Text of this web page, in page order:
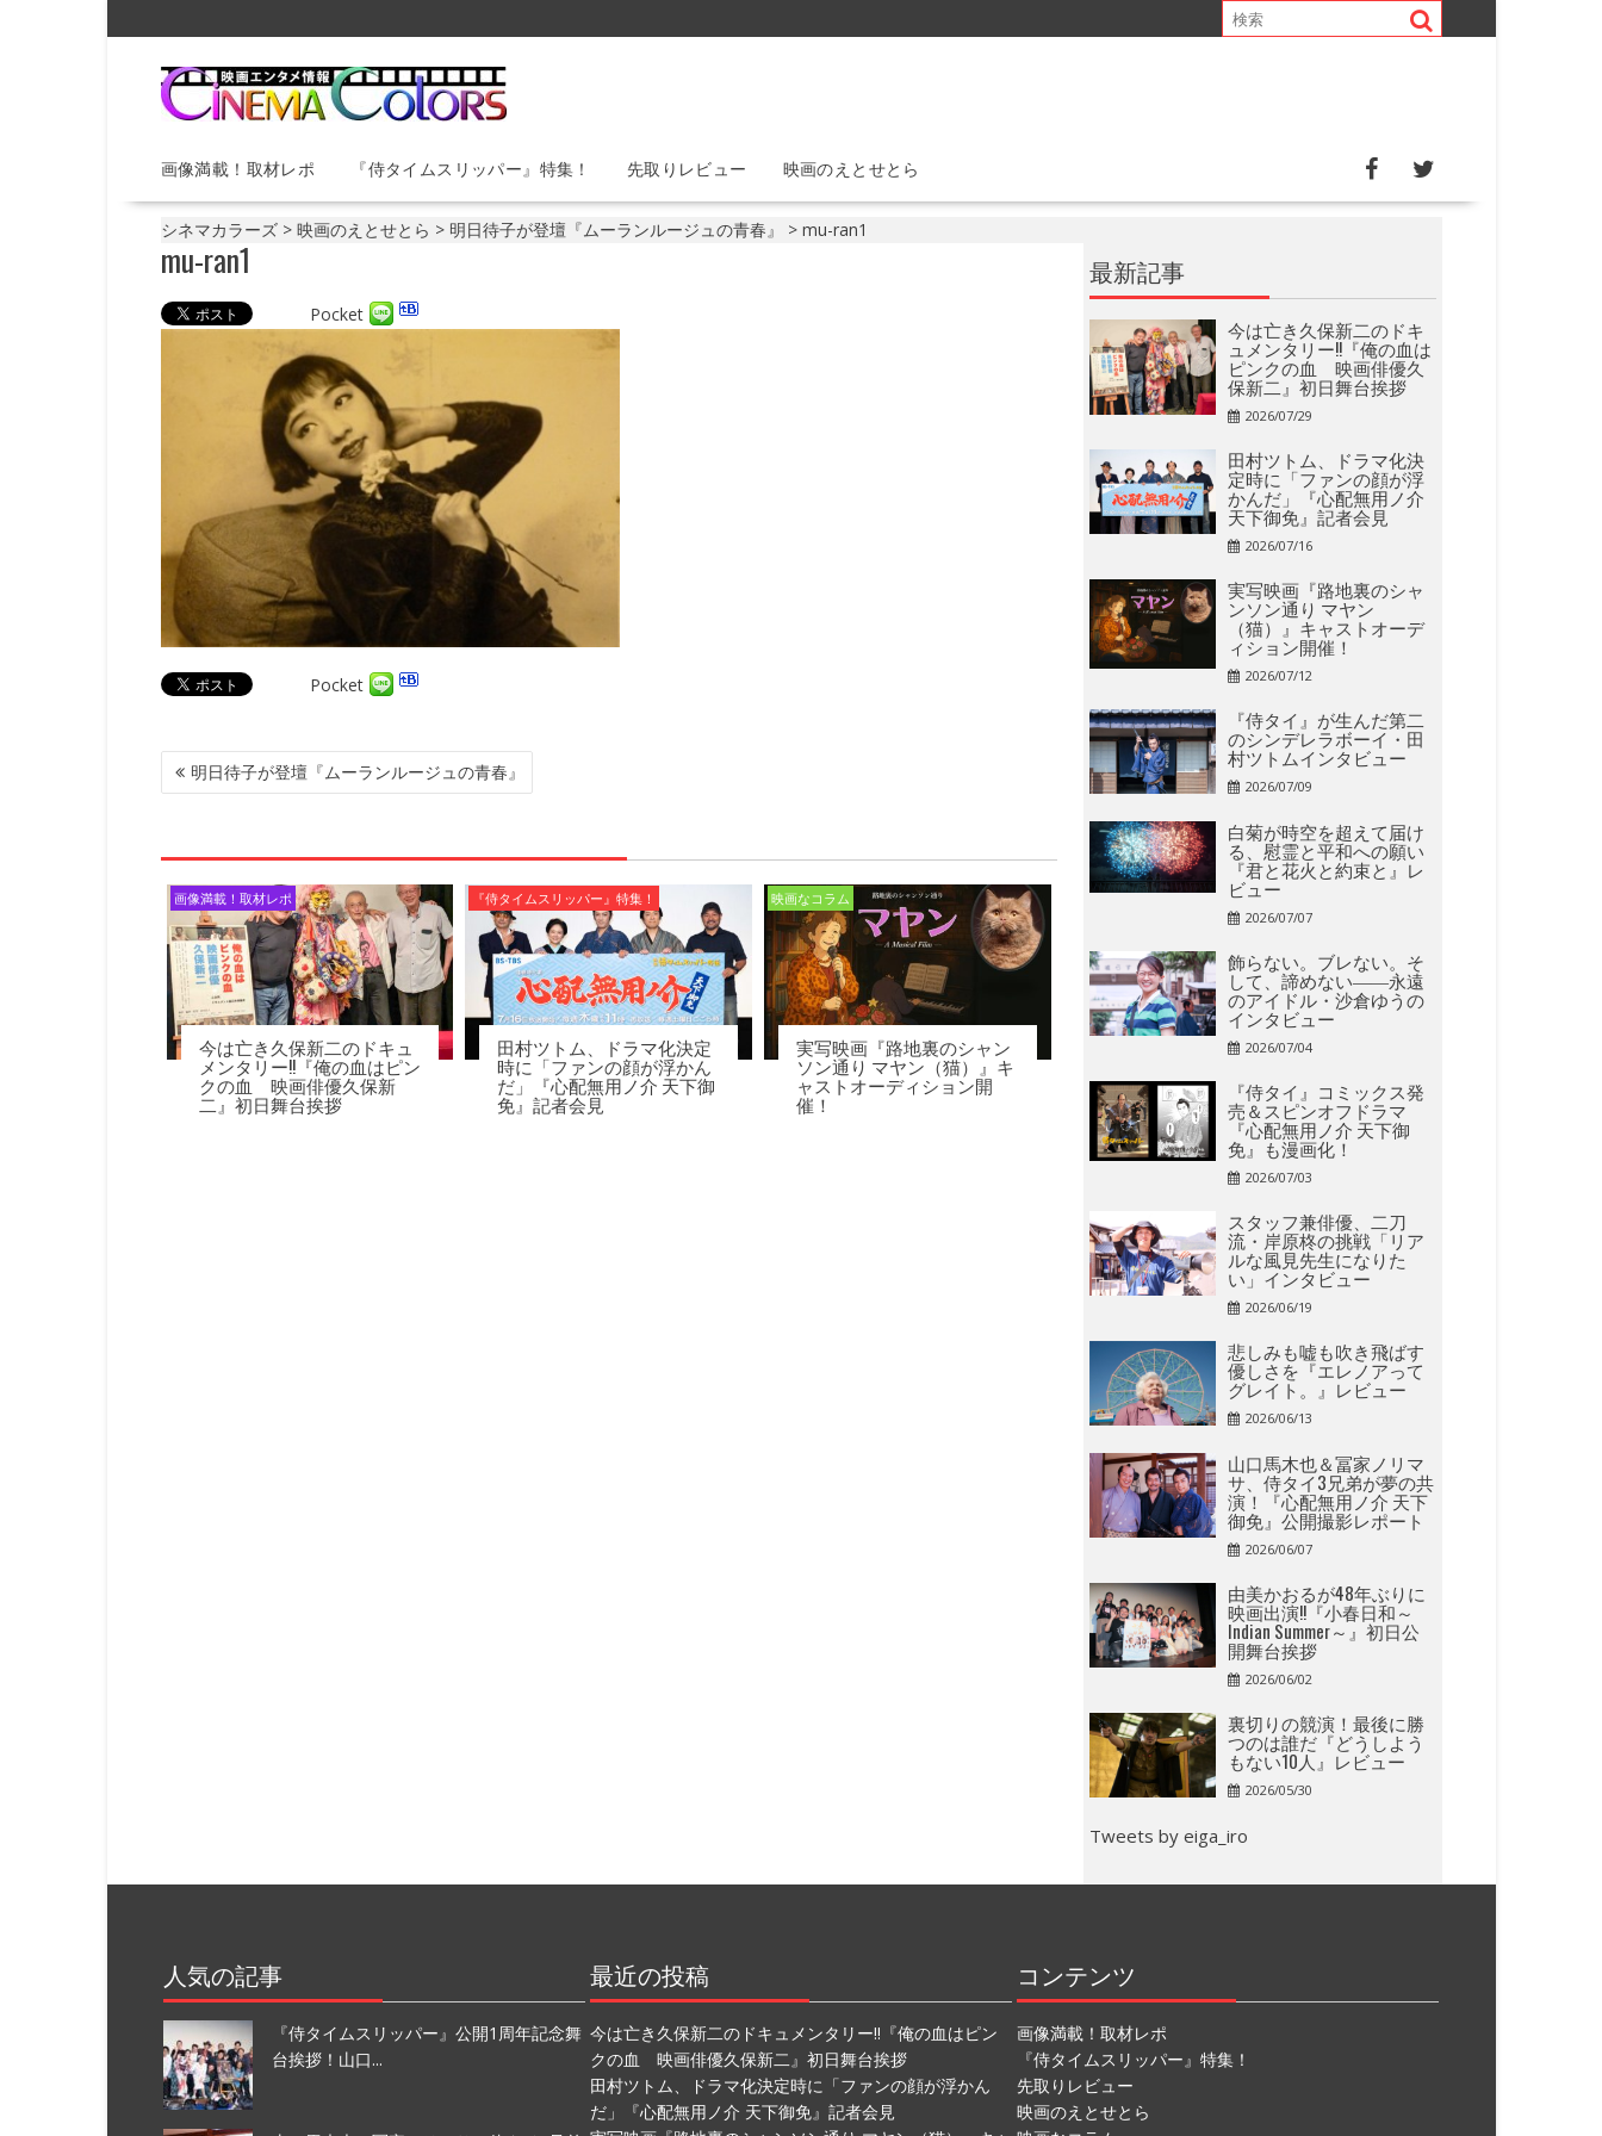
k
画像満載！取材レポ 『侍タイムスリッパー』特集！ 先取りレビュー 映画のえとせとら
シネマカラーズ> 映画のえとせとら > 明日待子が登壇『ムーランルージュの青春』 > mu-ran1
mu-ran1
Pocket
Pocket
投
稿
ゲ
ー
シ
ョ
ン
明日待子が登壇『ムーランルージュの青春』
画像満載！取材レポ
今は亡き久保新二のドキュ
メンタリー!!『俺の血はピン
クの血 映画俳優久保新
二』初日舞台挨拶
『侍タイムスリッパー』特集！
田村ツトム、ドラマ化決定
時に「ファンの顔が浮かん
だ」『心配無用ノ介 天下御
免』記者会見
映画なコラム
実写映画『路地裏のシャン
ソン通り マヤン（猫）』キ
ャストオーディション開
催！
最新記事
今は亡き久保新二のドキ
ュメンタリー!!『俺の血は
ピンクの血 映画俳優久
保新二』初日舞台挨拶
2026/07/29
田村ツトム、ドラマ化決
定時に「ファンの顔が浮
かんだ」『心配無用ノ介
天下御免』記者会見
2026/07/16
実写映画『路地裏のシャ
ンソン通り マヤン
（猫）』キャストオーデ
ィション開催！
2026/07/12
『侍タイ』が生んだ第二
のシンデレラボーイ・田
村ツトムインタビュー
2026/07/09
白菊が時空を超えて届け
る、慰霊と平和への願い
『君と花火と約束と』レ
ビュー
2026/07/07
飾らない。ブレない。そ
して、諦めない――永遠
のアイドル・沙倉ゆうの
インタビュー
2026/07/04
『侍タイ』コミックス発
売＆スピンオフドラマ
『心配無用ノ介 天下御
免』も漫画化！
2026/07/03
スタッフ兼俳優、二刀
流・岸原柊の挑戦「リア
ルな風見先生になりた
い」インタビュー
2026/06/19
悲しみも嘘も吹き飛ばす
優しさを『エレノアって
グレイト。』レビュー
2026/06/13
山口馬木也＆冨家ノリマ
サ、侍タイ3兄弟が夢の共
演！『心配無用ノ介 天下
御免』公開撮影レポート
2026/06/07
由美かおるが48年ぶりに
映画出演!!『小春日和～
Indian Summer～』初日公
開舞台挨拶
2026/06/02
裏切りの競演！最後に勝
つのは誰だ『どうしよう
もない10人』レビュー
2026/05/30
Tweets by eiga_iro
人気の記事
『侍タイムスリッパー』公開1周年記念舞
台挨拶！山口...
最近の投稿
今は亡き久保新二のドキュメンタリー!!『俺の血はピン
クの血 映画俳優久保新二』初日舞台挨拶
田村ツトム、ドラマ化決定時に「ファンの顔が浮かん
だ」『心配無用ノ介 天下御免』記者会見
コンテンツ
画像満載！取材レポ
『侍タイムスリッパー』特集！
先取りレビュー
映画のえとせとら